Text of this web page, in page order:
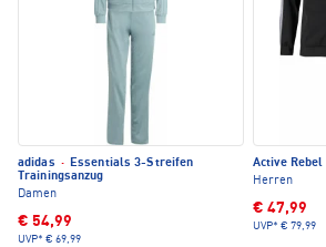
adidas ·
Essentials 3-Streifen
Trainingsanzug
Damen
€ 54,99
UVP* € 69,99
Active Rebel
Herren
€ 47,99
UVP* € 79,99